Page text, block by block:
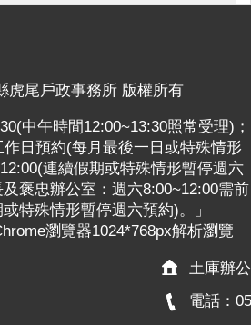
虎尾戶政事務所 版權所有
中午時間12:00~13:30照常受理)；
作日預約(每月最後一日或特殊情形
連續假期或特殊情形暫停週六
褒忠辦公室：週六8:00~12:00需前
特殊情形暫停週六預約)。」
瀏覽器1024*768px解析瀏覽
土庫辦
電話：